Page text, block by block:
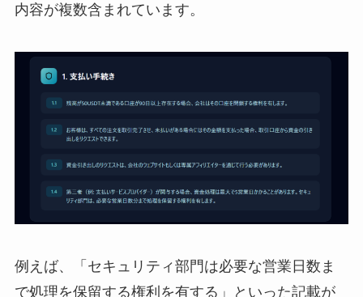
内容が複数含まれています。
例えば、「セキュリティ部門は必要な営業日数ま
で処理を保留する権利を有する」といった記載が